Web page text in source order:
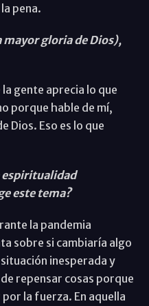
pena.
gloria de Dios),
gente aprecia lo que
porque hable de mí,
Dios. Eso es lo que
espiritualidad
este tema?
la pandemia
sobre si cambiaría algo
inesperada y
repensar cosas porque
la fuerza. En aquella